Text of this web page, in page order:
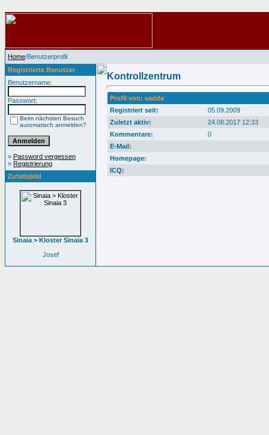
Home/Benutzerprofil
Registrierte Benutzer
Benutzername:
Passwort:
Beim nächsten Besuch
automatisch anmelden?
» Password vergessen
» Registrierung
Zufallsbild
Sinaia > Kloster Sinaia 3
Josef
Kontrollzentrum
Profil von: vadda
Registriert seit:
05.09.2009
Zuletzt aktiv:
24.08.2017 12:33
Kommentare:
0
E-Mail:
Homepage:
ICQ: